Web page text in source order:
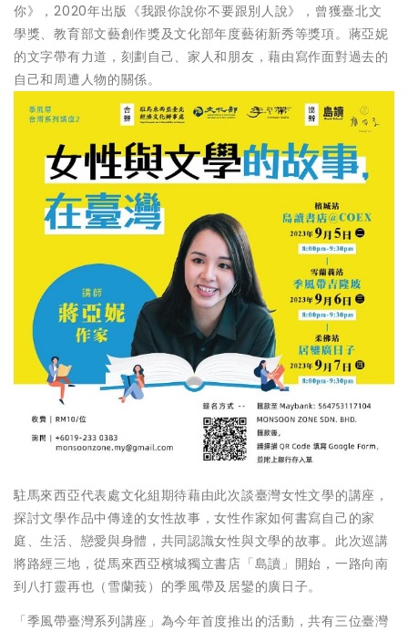
你》，2020年出版《我跟你說你不要跟別人說》，曾獲臺北文
學獎、教育部文藝創作獎及文化部年度藝術新秀等獎項。蔣亞妮
的文字帶有力道，刻劃自己、家人和朋友，藉由寫作面對過去的
自己和周遭人物的關係。
駐馬來西亞代表處文化組期待藉由此次談臺灣女性文學的講座，
探討文學作品中傳達的女性故事，女性作家如何書寫自己的家
庭、生活、戀愛與身體，共同認識女性與文學的故事。此次巡講
將路經三地，從馬來西亞檳城獨立書店「島讀」開始，一路向南
到八打靈再也（雪蘭莪）的季風帶及居鑾的廣日子。
「季風帶臺灣系列講座」為今年首度推出的活動，共有三位臺灣